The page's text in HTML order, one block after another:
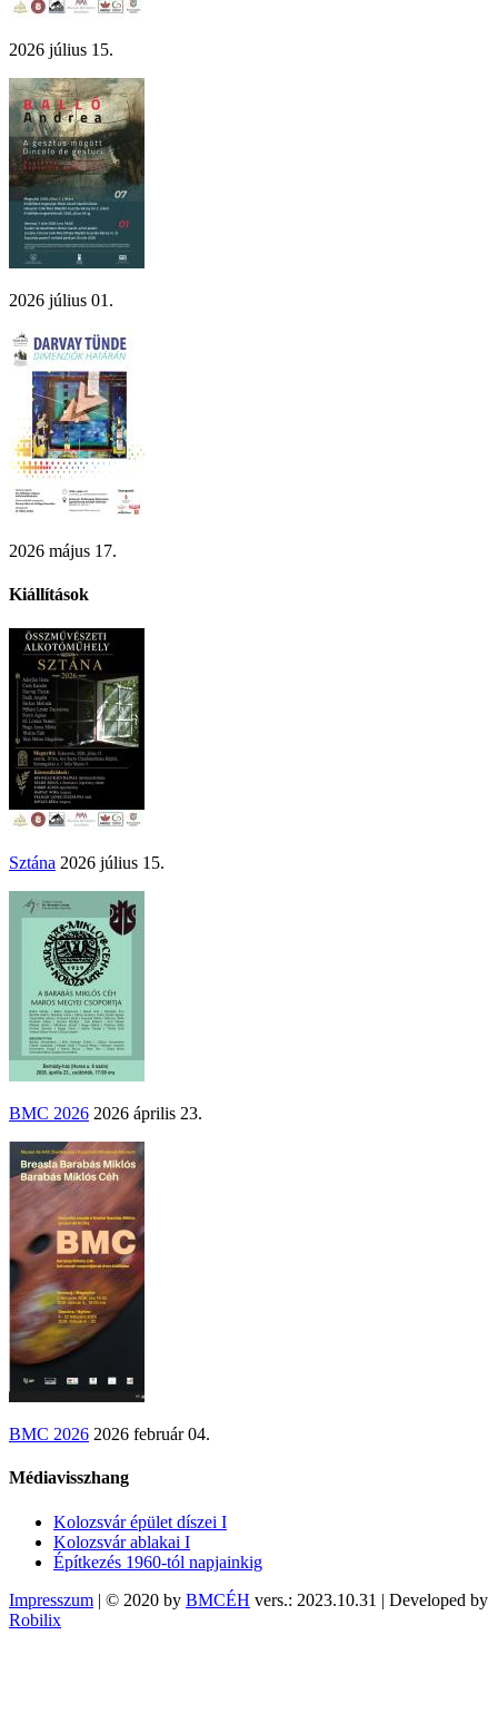
2026 július 15.
2026 július 01.
2026 május 17.
Kiállítások
Sztána 2026 július 15.
BMC 2026 2026 április 23.
BMC 2026 2026 február 04.
Médiavisszhang
Kolozsvár épület díszei I
Kolozsvár ablakai I
Építkezés 1960-tól napjainkig
Impresszum | © 2020 by BMCÉH vers.: 2023.10.31 | Developed by
Robilix